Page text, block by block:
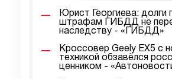
Юрист Георгиева: долги
штрафам ГИБДД не
наследству - «ГИБДД»
Кроссовер Geely EX5 с
техникой обзавёлся
ценником -